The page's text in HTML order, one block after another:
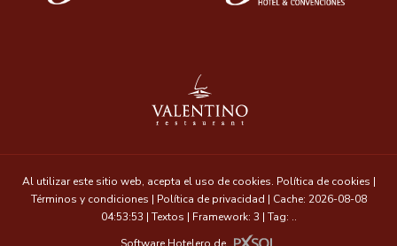
Al utilizar este sitio web, acepta el uso de cookies. Política de cookies |
Términos y condiciones | Política de privacidad | Cache: 2026-08-08
04:53:53 | Textos | Framework: 3 | Tag: ..